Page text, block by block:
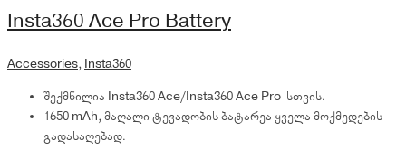
Insta360 Ace Pro Battery
Accessories, Insta360
შექმნილია Insta360 Ace/Insta360 Ace Pro-სთვის.
1650 mAh, მაღალი ტევადობის ბატარეა ყველა მოქმედების
გადასაღებად.